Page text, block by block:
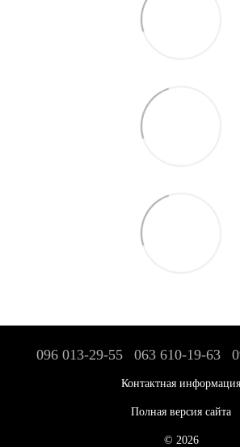
096 013-29-55 063 610-19-63
Контактная информация
Полная версия сайта
© 2026